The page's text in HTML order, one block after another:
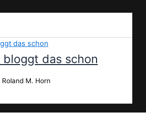
bloggt das schon
M. Horn